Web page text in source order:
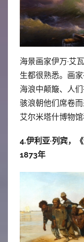
海景画家伊万·艾
生都很熟悉。画
海浪中颠簸、人
骇浪朝他们席卷
艾尔米塔什博物馆
4.伊利亚·列宾，
1873年